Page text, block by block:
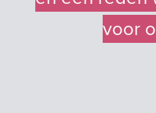
voor